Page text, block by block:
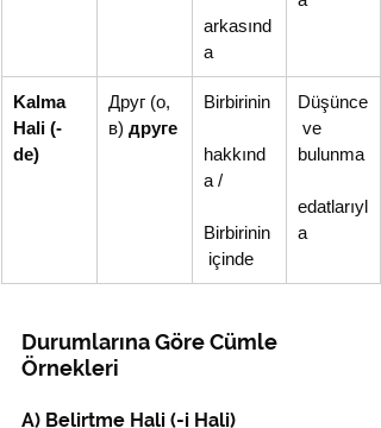
arkasınd
a
Kalma
Hali (-
de)
Друг (о,
в) друге
Birbirinin
hakkınd
a /
Birbirinin
içinde
Düşünce
ve
bulunma
edatlarıyl
a
Durumlarına Göre Cümle
Örnekleri
A) Belirtme Hali (-i Hali)